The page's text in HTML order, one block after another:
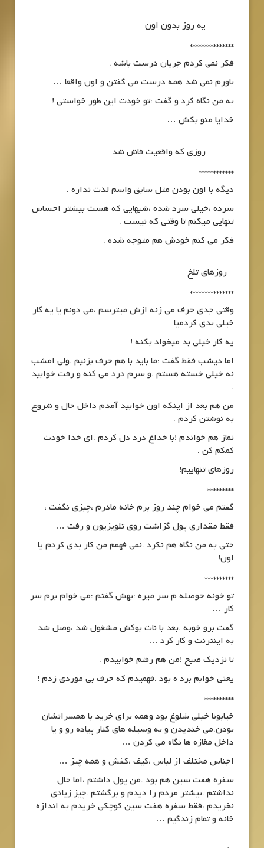
یه روز بدون اون
***************
فکر نمی کردم جریان درست باشه .
باورم نمی شد همه درست می گفتن و اون واقعا …
به من نگاه کرد و گفت :تو خودت این طور خواستی !
خدایا منو بکش …
روزی که واقعیت فاش شد
************
دیگه با اون بودن مثل سابق واسم لذت نداره .
سرده ،خیلی سرد شده ،شبهایی که هست بیشتر احساس
تنهایی میکنم تا وقتی که نیست .
فکر می کنم خودش هم متوجه شده .
روزهای تلخ
***************
وقتی جدی حرف می زنه ازش میترسم ،می دونم یا یه کار
خیلی بدی کردمیا
یه کار خیلی بد میخواد بکنه !
اما دیشب فقط گفت :ما باید با هم حرف بزنیم .ولی امشب
نه خیلی خسته هستم .و سرم درد می کنه و رفت خوابید
.
من هم بعد از اینکه اون خوابید آمدم داخل حال و شروع
به نوشتن کردم .
نماز هم خواندم !با خداغ درد دل کردم .ای خدا خودت
کمکم کن .
روزهای تنهاییم!
*********
گفتم می خوام چند روز برم خانه مادرم ،چیزی نگفت ،
فقط مقداری پول گزاشت روی تلویزیون و رفت …
حتی به من نگاه هم نکرد .نمی فهمم من کار بدی کردم یا
اون!
**********
تو خونه حوصله م سر میره :بهش گفتم :می خوام برم سر
کار …
گفت برو خوبه .بعد با نات بوکش مشغول شد ،وصل شد
به اینترنت و کار کرد …
تا نزدیک صبح !من هم رفتم خوابیدم .
یعنی خوابم برد ه بود .فهمیدم که حرف بی موردی زدم !
**********
خیابونا خیلی شلوغ بود وهمه برای خرید با همسرانشان
بودن.می خندیدن و به وسیله های کنار پیاده رو و یا
داخل مغازه ها نگاه می کردن …
اجناس مختلف از لباس ،کیف ،کفش و همه چیز …
سفره هفت سین هم بود .من پول داشتم ،اما حال
نداشتم .بیشتر مردم را دیدم و برگشتم .چیز زیادی
نخریدم ،فقط سفره هفت سین کوچکی خریدم به اندازه
خانه و تمام زندگیم …